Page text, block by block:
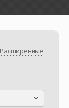
Расширенные